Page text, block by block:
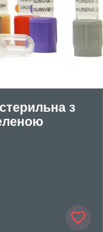
з